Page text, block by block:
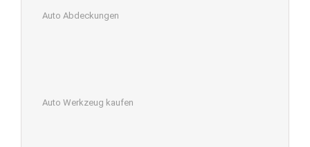
Auto Abdeckungen
Auto Werkzeug kaufen